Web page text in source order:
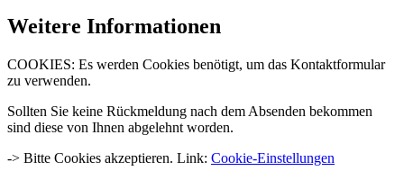
Weitere Informationen
COOKIES: Es werden Cookies benötigt, um das Kontaktformular
zu verwenden.
Sollten Sie keine Rückmeldung nach dem Absenden bekommen
sind diese von Ihnen abgelehnt worden.
-> Bitte Cookies akzeptieren. Link: Cookie-Einstellungen